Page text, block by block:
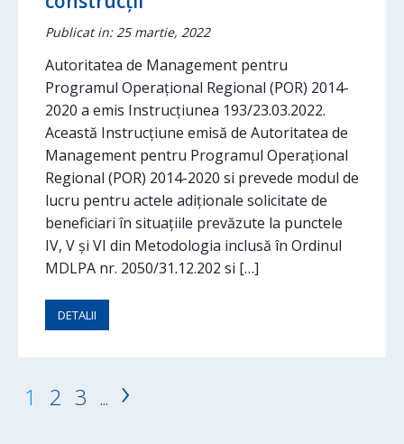
Publicat in: 25 martie, 2022
Autoritatea de Management pentru
Programul Operațional Regional (POR) 2014-
2020 a emis Instrucțiunea 193/23.03.2022.
Această Instrucțiune emisă de Autoritatea de
Management pentru Programul Operațional
Regional (POR) 2014-2020 si prevede modul de
lucru pentru actele adiționale solicitate de
beneficiari în situațiile prevăzute la punctele
IV, V și VI din Metodologia inclusă în Ordinul
MDLPA nr. 2050/31.12.202 si […]
DETALII
1 2 3 ... ›